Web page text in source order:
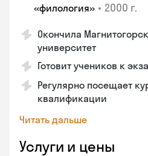
«филология» • 2000 г.
Окончила
университет
Готовит учеников к
Регулярно посещает
квалификации
Читать дальше
Услуги и цены